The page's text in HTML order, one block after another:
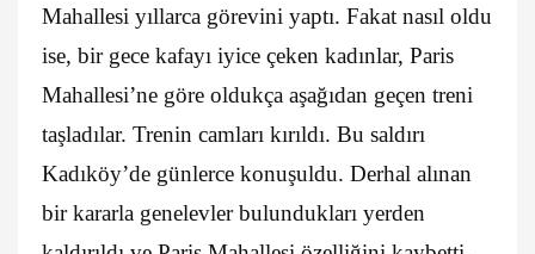
Mahallesi yıllarca görevini yaptı. Fakat nasıl oldu
ise, bir gece kafayı iyice çeken kadınlar, Paris
Mahallesi’ne göre oldukça aşağıdan geçen treni
taşladılar. Trenin camları kırıldı. Bu saldırı
Kadıköy’de günlerce konuşuldu. Derhal alınan
bir kararla genelevler bulundukları yerden